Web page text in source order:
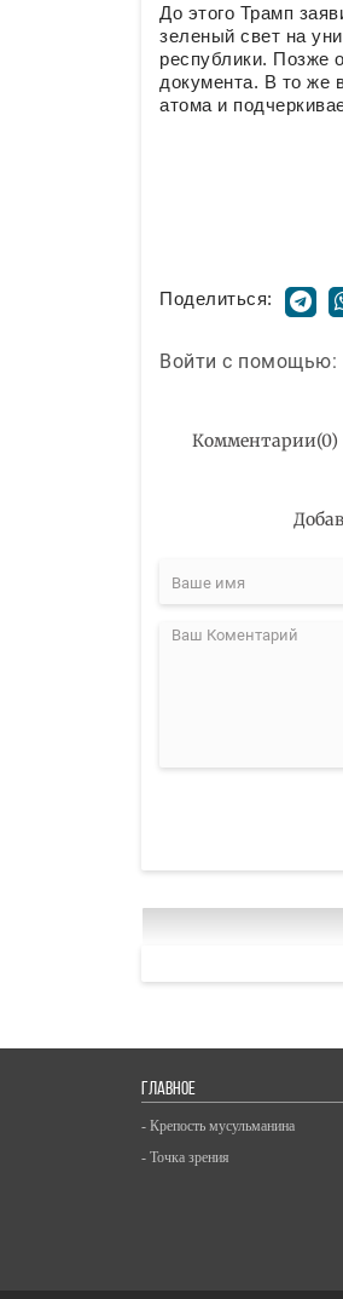
До этого Трамп
зеленый свет на
республики. Позже
документа. В то же
атома и
Поделиться:
Войти с помощью:
Комментарии(0)
ГЛАВНОЕ
- Крепость мусульманина
- Точка зрения